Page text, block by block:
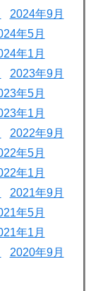
2024年9月
年5月
年1月
2023年9月
年5月
年1月
2022年9月
年5月
年1月
2021年9月
年5月
年1月
2020年9月